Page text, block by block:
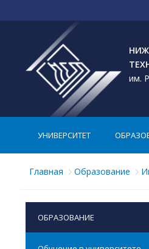
им.
УНИВЕРСИТЕТ
Главная Образование
ОБРАЗОВАНИЕ